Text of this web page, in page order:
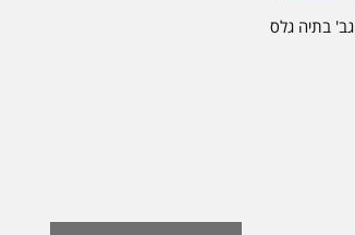
גב' בתיה גלס